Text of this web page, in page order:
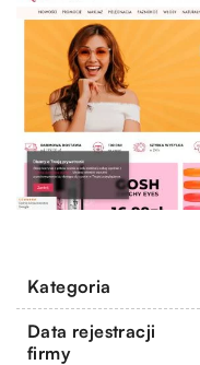
Kategoria
Data rejestracji
firmy